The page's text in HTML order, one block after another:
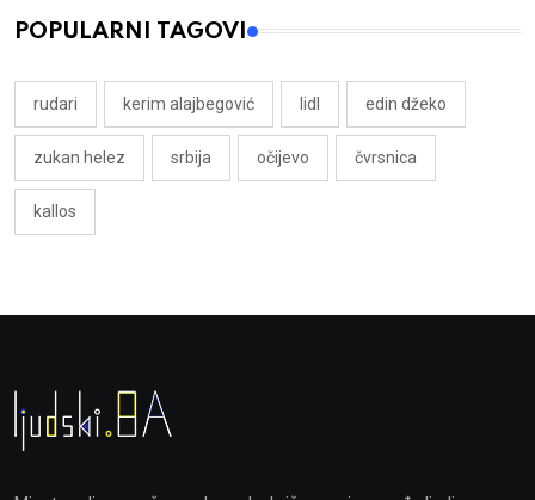
POPULARNI TAGOVI
rudari kerim alajbegović lidl edin džeko
zukan helez srbija očijevo čvrsnica
kallos